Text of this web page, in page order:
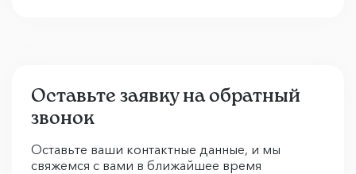
Оставьте заявку на обратный
звонок
Оставьте ваши контактные данные, и мы
свяжемся с вами в ближайшее время